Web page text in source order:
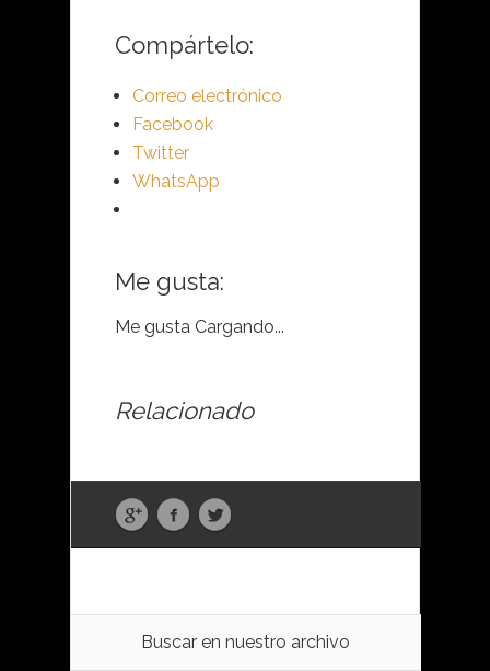
Compártelo:
Correo electrónico
Facebook
Twitter
WhatsApp
Me gusta:
Me gusta Cargando...
Relacionado
Buscar en nuestro archivo